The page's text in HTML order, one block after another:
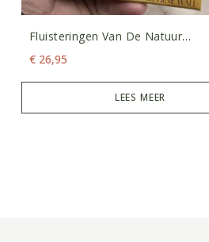
Fluisteringen Van De Natuur
€ 26,95
LEES MEER